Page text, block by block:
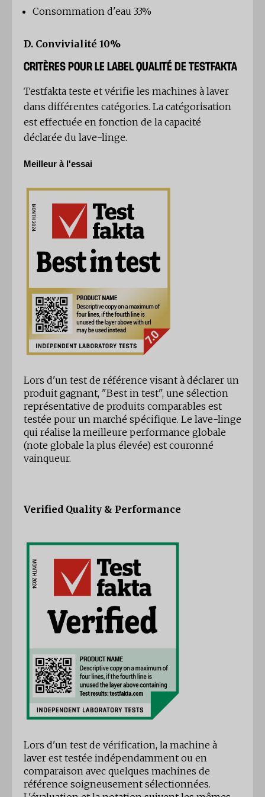
Consommation d'eau 33%
D. Convivialité 10%
CRITÈRES POUR LE LABEL QUALITÉ DE TESTFAKTA
Testfakta teste et vérifie les machines à laver
dans différentes catégories. La catégorisation
est effectuée en fonction de la capacité
déclarée du lave-linge.
Meilleur à l'essai
Lors d'un test de référence visant à déclarer un
produit gagnant, "Best in test", une sélection
représentative de produits comparables est
testée pour un marché spécifique. Le lave-linge
qui réalise la meilleure performance globale
(note globale la plus élevée) est couronné
vainqueur.
Verified Quality & Performance
Lors d'un test de vérification, la machine à
laver est testée indépendamment ou en
comparaison avec quelques machines de
référence soigneusement sélectionnées.